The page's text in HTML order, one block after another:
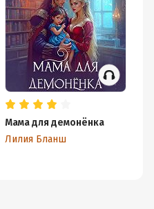
Мама для демонёнка
Лилия Бланш